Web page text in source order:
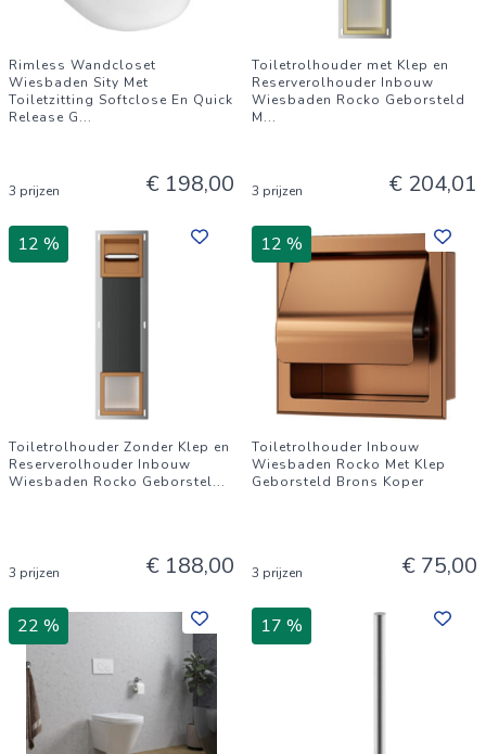
Rimless Wandcloset
Wiesbaden Sity Met
Toiletzitting Softclose En Quick
Release G...
3 prijzen € 198,00
Toiletrolhouder met Klep en
Reserverolhouder Inbouw
Wiesbaden Rocko Geborsteld
M...
3 prijzen € 204,01
12 %
Toiletrolhouder Zonder Klep en
Reserverolhouder Inbouw
Wiesbaden Rocko Geborstel...
3 prijzen € 188,00
12 %
Toiletrolhouder Inbouw
Wiesbaden Rocko Met Klep
Geborsteld Brons Koper
3 prijzen € 75,00
22 % 17 %